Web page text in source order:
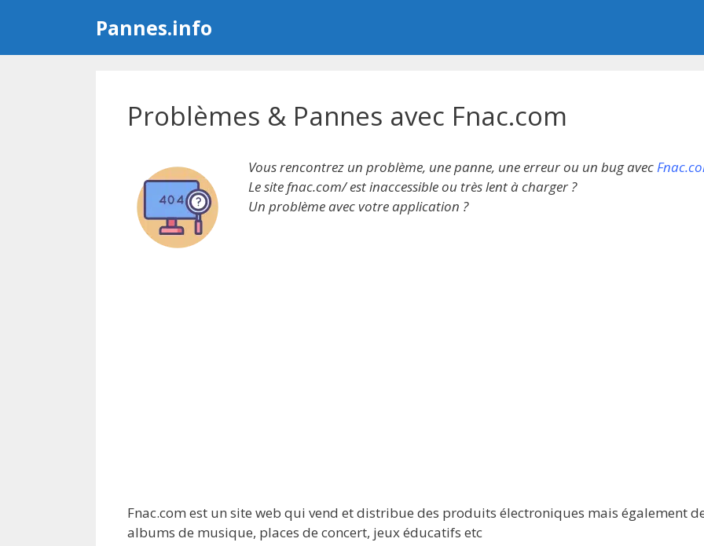
Pannes.info
Problèmes & Pannes avec Fnac.com
Vous rencontrez un problème, une panne, une erreur ou un bug avec
Le site fnac.com/ est inaccessible ou très lent à charger ?
Un problème avec votre application ?
Fnac.com est un site web qui vend et distribue des produits électroniques mais également
albums de musique, places de concert, jeux éducatifs etc